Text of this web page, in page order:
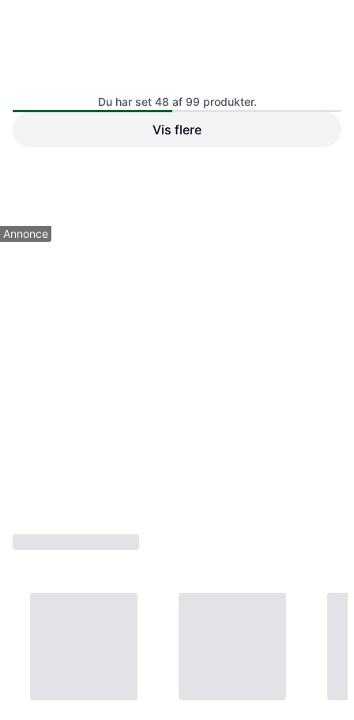
PARK-IT FS24
Du har set 48 af 99 produkter.
Vis flere
Annonce